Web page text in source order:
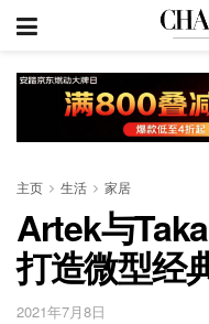
主页 生活 家居
Artek与
打造微型经
2021年7月8日